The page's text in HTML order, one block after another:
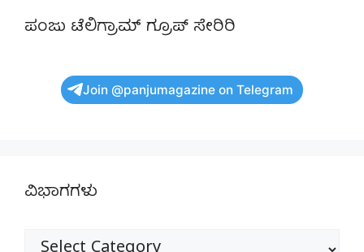
ಪಂಜು ಟೆಲಿಗ್ರಾಮ್ ಗ್ರೂಪ್ ಸೇರಿರಿ
Join @panjumagazine on Telegram
ವಿಭಾಗಗಳು
ವಿಭಾಗಗಳು